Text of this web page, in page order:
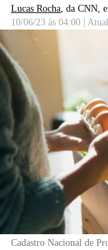
Lucas Rocha, da CNN,
10/06/23 às 04:00
Cadastro Nacional de